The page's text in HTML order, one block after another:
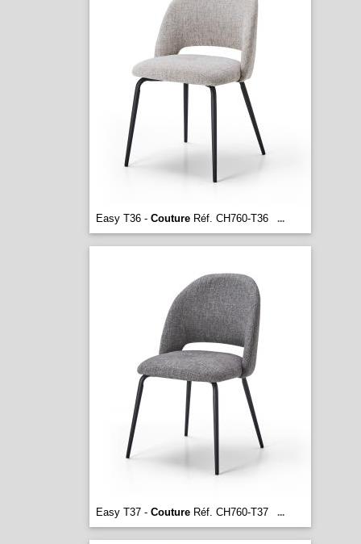
Easy T36 - CoutureRéf. CH760-T36 ...
Easy T37 - CoutureRéf. CH760-T37 ...